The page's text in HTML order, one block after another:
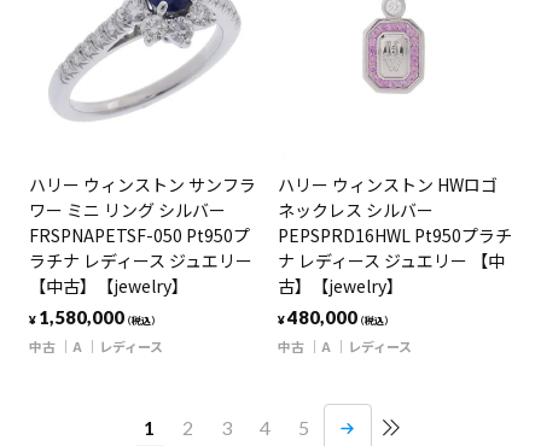
ハリー ウィンストン サンフラ
ワー ミニ リング シルバー
FRSPNAPETSF-050 Pt950プ
ラチナ レディース ジュエリー
【中古】【jewelry】
¥ 1,580,000（税込）
中古 A レディース
ハリー ウィンストン HWロゴ
ネックレス シルバー
PEPSPRD16HWL Pt950プラチ
ナ レディース ジュエリー 【中
古】【jewelry】
¥480,000（税込）
中古 A レディース
1 2 3 4 5